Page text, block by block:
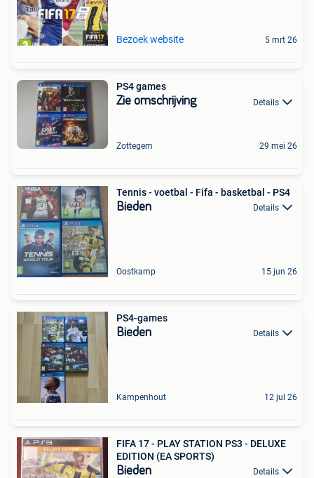
Bezoek website 5 mrt 26
PS4 games
Zie omschrijving Details
Zottegem 29 mei 26
Tennis - voetbal - Fifa - basketbal - PS4
Bieden Details
Oostkamp 15 jun 26
PS4-games
Bieden Details
Kampenhout 12 jul 26
FIFA 17 - PLAY STATION PS3 - DELUXE
EDITION (EA SPORTS)
Bieden Details